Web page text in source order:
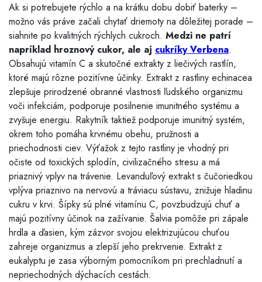
Ak si potrebujete rýchlo a na krátku dobu dobiť baterky –
možno vás práve začali chytať driemoty na dôležitej porade –
siahnite po kvalitných rýchlych cukroch. Medzi ne patrí
napríklad hroznový cukor, ale aj cukríky Verbena.
Obsahujú vitamín C a skutočné extrakty z liečivých rastlín,
ktoré majú rôzne pozitívne účinky. Extrakt z rastliny echinacea
zlepšuje prirodzené obranné vlastnosti ľudského organizmu
voči infekciám, podporuje posilnenie imunitného systému a
zvyšuje energiu. Rakytník taktiež podporuje imunitný systém,
okrem toho pomáha krvnému obehu, pružnosti a
priechodnosti ciev. Výťažok z tejto rastliny je vhodný pri
očiste od toxických splodín, civilizačného stresu a má
priaznivý vplyv na trávenie. Levanduľový extrakt s čučoriedkou
vplýva priaznivo na nervovú a tráviacu sústavu, znižuje hladinu
cukru v krvi. Šípky sú plné vitamínu C, povzbudzujú chuť a
majú pozitívny účinok na zažívanie. Šalvia pomôže pri zápale
hrdla a ďasien, kým zázvor svojou elektrizujúcou chuťou
zahreje organizmus a zlepší jeho prekrvenie. Extrakt z
eukalyptu je zasa výborným pomocníkom pri prechladnutí a
nepriechodných dýchacích cestách.